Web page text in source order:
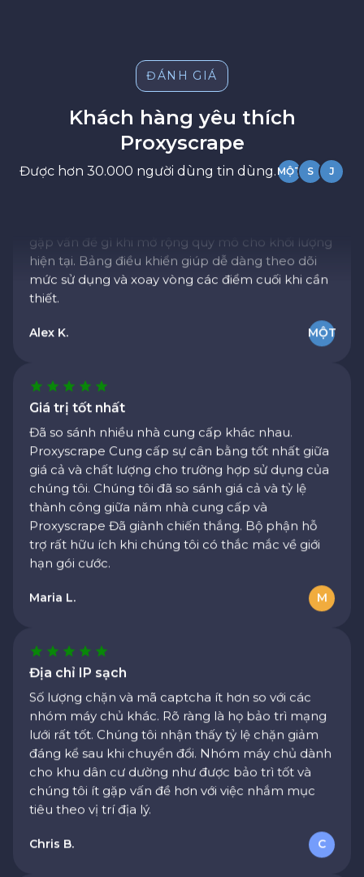
ĐÁNH GIÁ
Khách hàng yêu thích
Proxyscrape
Được hơn 30.000 người dùng tin dùng. MỘT S J
Đáng tin cậy và nhanh chóng
Chúng tôi đã chuyển từ nhà cung cấp khác và
nhận thấy tỷ lệ thành công được cải thiện ngay
lập tức. Proxyscrape Hiện tại, đây là lựa chọn
hàng đầu của chúng tôi cho proxy dân cư. Quá
mức sử dụng và xoay vòng các điểm cuối khi cần
thiết.
Alex K.
Giá trị tốt nhất
Đã so sánh nhiều nhà cung cấp khác nhau.
Proxyscrape Cung cấp sự cân bằng tốt nhất giữa
giá cả và chất lượng cho trường hợp sử dụng của
chúng tôi. Chúng tôi đã so sánh giá cả và tỷ lệ
thành công giữa năm nhà cung cấp và
Proxyscrape Đã giành chiến thắng. Bộ phận hỗ
trợ rất hữu ích khi chúng tôi có thắc mắc về giới
hạn gói cước.
Maria L.
Địa chỉ IP sạch
Số lượng chặn và mã captcha ít hơn so với các
nhóm máy chủ khác. Rõ ràng là họ bảo trì mạng
lưới rất tốt. Chúng tôi nhận thấy tỷ lệ chặn giảm
đáng kể sau khi chuyển đổi. Nhóm máy chủ dành
cho khu dân cư dường như được bảo trì tốt và
chúng tôi ít gặp vấn đề hơn với việc nhắm mục
tiêu theo vị trí địa lý.
Chris B.